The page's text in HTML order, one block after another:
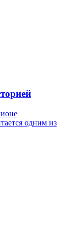
одним из